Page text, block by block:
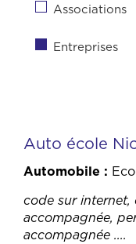
Associations
Entreprises
Auto école
Automobile
code sur internet,
accompagnée,
accompagnée ....